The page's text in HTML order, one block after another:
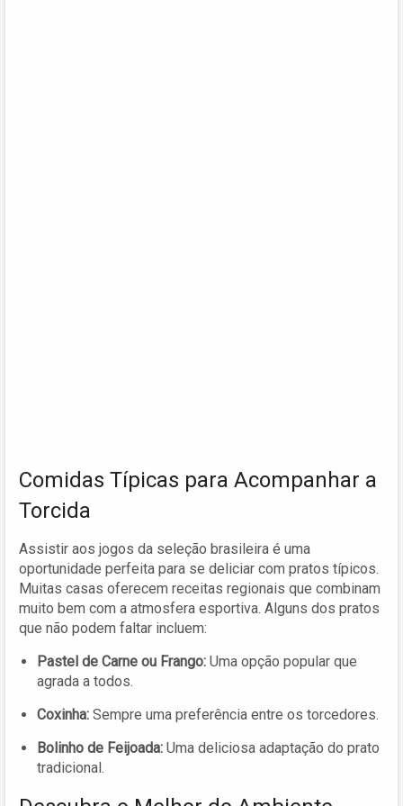
Comidas Típicas para Acompanhar a
Torcida
Assistir aos jogos da seleção brasileira é uma
oportunidade perfeita para se deliciar com pratos típicos.
Muitas casas oferecem receitas regionais que combinam
muito bem com a atmosfera esportiva. Alguns dos pratos
que não podem faltar incluem:
Pastel de Carne ou Frango: Uma opção popular que
agrada a todos.
Coxinha: Sempre uma preferência entre os torcedores.
Bolinho de Feijoada: Uma deliciosa adaptação do prato
tradicional.